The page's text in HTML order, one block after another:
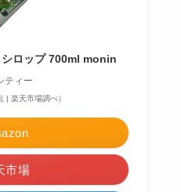
ロップ 700ml monin
ティー
| 楽天市場調べ）
市場